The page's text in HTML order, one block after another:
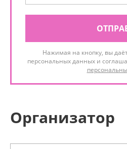
Нажимая на кнопку, вы
персональных данных и
Организатор